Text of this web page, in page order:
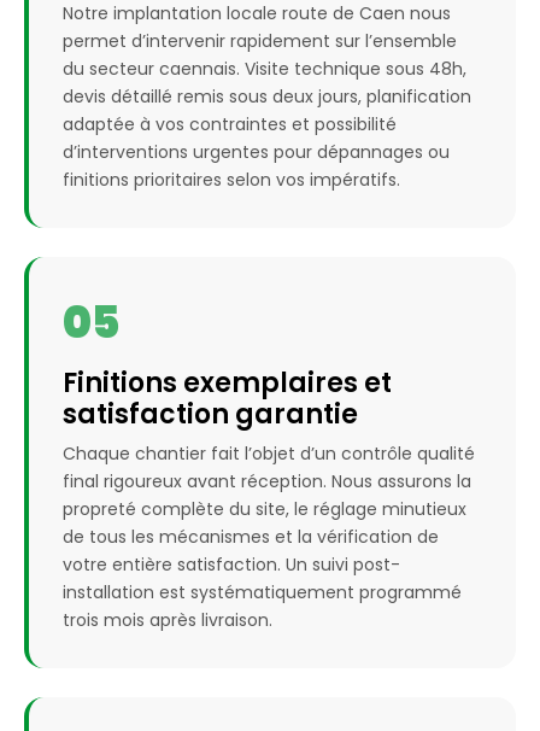
Notre implantation locale route de Caen nous
permet d’intervenir rapidement sur l’ensemble
du secteur caennais. Visite technique sous 48h,
devis détaillé remis sous deux jours, planification
adaptée à vos contraintes et possibilité
d’interventions urgentes pour dépannages ou
finitions prioritaires selon vos impératifs.
05
Finitions exemplaires et
satisfaction garantie
Chaque chantier fait l’objet d’un contrôle qualité
final rigoureux avant réception. Nous assurons la
propreté complète du site, le réglage minutieux
de tous les mécanismes et la vérification de
votre entière satisfaction. Un suivi post-
installation est systématiquement programmé
trois mois après livraison.